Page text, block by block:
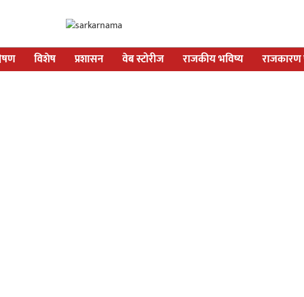
विशेष प्रशासन वेब स्टोरीज राजकीय भविष्य राजकारण